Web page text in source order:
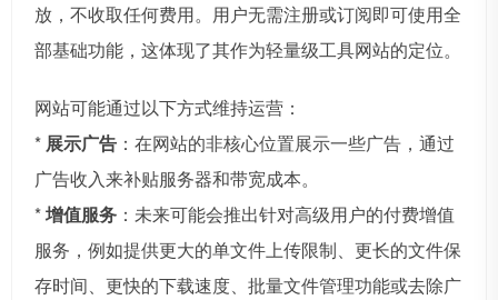
放，不收取任何费用。用户无需注册或订阅即可使用全
部基础功能，这体现了其作为轻量级工具网站的定位。
网站可能通过以下方式维持运营：
* 展示广告 ：在网站的非核心位置展示一些广告，通过
广告收入来补贴服务器和带宽成本。
*增值服务 ：未来可能会推出针对高级用户的付费增值
服务，例如提供更大的单文件上传限制、更长的文件保
存时间、更快的下载速度、批量文件管理功能或去除广